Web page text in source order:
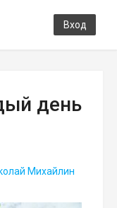
Вход
день
Михайлин